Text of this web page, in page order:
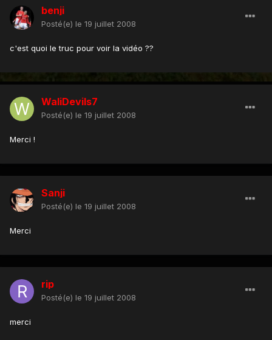
benji
Posté(e) le 19 juillet 2008
c'est quoi le truc pour voir la vidéo ??
WaliDevils7
Posté(e) le 19 juillet 2008
Merci !
Sanji
Posté(e) le 19 juillet 2008
Merci
rip
Posté(e) le 19 juillet 2008
merci